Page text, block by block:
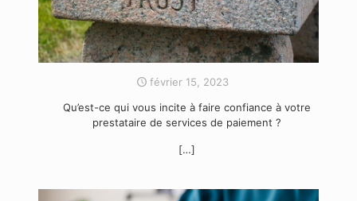
février 15, 2023
Qu’est-ce qui vous incite à faire confiance à votre
prestataire de services de paiement ?
[…]